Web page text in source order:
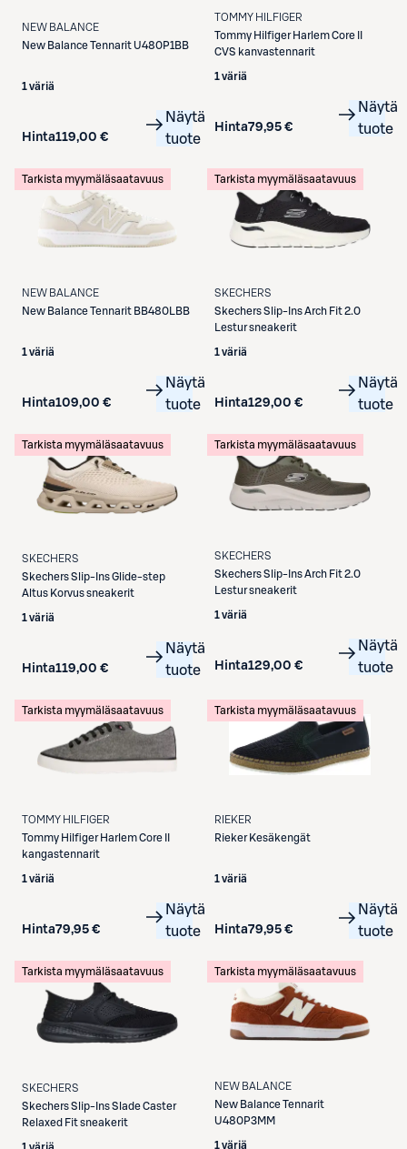
NEW BALANCE
New BalanceTennarit U480P1BB
1 väriä
Hinta119,00 €
Näytä
tuote
TOMMY HILFIGER
Tommy Hilfiger Harlem Core II
CVS kanvastennarit
1 väriä
Hinta79,95 €
Näytä
tuote
Tarkista myymäläsaatavuus
NEW BALANCE
New BalanceTennarit BB480LBB
1 väriä
Hinta109,00 €
Näytä
tuote
Tarkista myymäläsaatavuus
SKECHERS
SkechersSlip-Ins Arch Fit 2.0
Lestur sneakerit
1 väriä
Hinta129,00 €
Näytä
tuote
Tarkista myymäläsaatavuus
SKECHERS
SkechersSlip-Ins Glide-step
Altus Korvus sneakerit
1 väriä
Hinta119,00 €
Näytä
tuote
Tarkista myymäläsaatavuus
SKECHERS
SkechersSlip-Ins Arch Fit 2.0
Lestur sneakerit
1 väriä
Hinta129,00 €
Näytä
tuote
Tarkista myymäläsaatavuus
TOMMY HILFIGER
Tommy Hilfiger Harlem Core II
kangastennarit
1 väriä
Hinta79,95 €
Näytä
tuote
Tarkista myymäläsaatavuus
RIEKER
Rieker Kesäkengät
1 väriä
Hinta79,95 €
Näytä
tuote
Tarkista myymäläsaatavuus
SKECHERS
SkechersSlip-Ins Slade Caster
Relaxed Fit sneakerit
Tarkista myymäläsaatavuus
NEW BALANCE
New BalanceTennarit
U480P3MM
1 väriä